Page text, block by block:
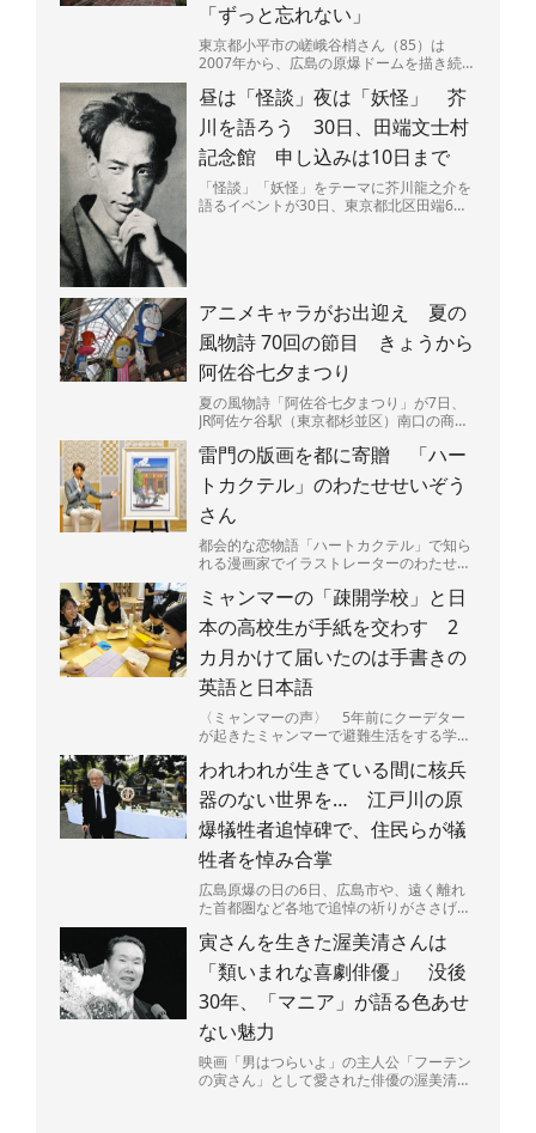
「ずっと忘れない」
東京都小平市の嵯峨谷梢さん（85）は
2007年から、広島の原爆ドームを描き続け
原爆投下直後の広島...
昼は「怪談」夜は「妖怪」 芥
川を語ろう 30日、田端文士村
記念館 申し込みは10日まで
「怪談」「妖怪」をテーマに芥川龍之介を
語るイベントが30日、東京都北区田端6の
アニメキャラがお出迎え 夏の
風物詩 70回の節目 きょうから
阿佐谷七夕まつり
夏の風物詩「阿佐谷七夕まつり」が7日、
JR阿佐ケ谷駅（東京都杉並区）南口の商店
る。今年で70回目の...
雷門の版画を都に寄贈 「ハー
トカクテル」のわたせせいぞう
さん
都会的な恋物語「ハートカクテル」で知ら
れる漫画家でイラストレーターのわたせせ
雷門を描いた版画「...
ミャンマーの「疎開学校」と日
本の高校生が手紙を交わす 2
カ月かけて届いたのは手書きの
英語と日本語
〈ミャンマーの声〉 5年前にクーデター
が起きたミャンマーで避難生活をする学生
ている。内戦が続くミ...
われわれが生きている間に核兵
器のない世界を… 江戸川の原
爆犠牲者追悼碑で、住民らが犠
牲者を悼み合掌
広島原爆の日の6日、広島市や、遠く離れ
た首都圏など各地で追悼の祈りがささげら
海にした原爆投下から...
寅さんを生きた渥美清さんは
「類いまれな喜劇俳優」 没後
30年、「マニア」が語る色あせ
ない魅力
映画「男はつらいよ」の主人公「フーテン
の寅さん」として愛された俳優の渥美清さ